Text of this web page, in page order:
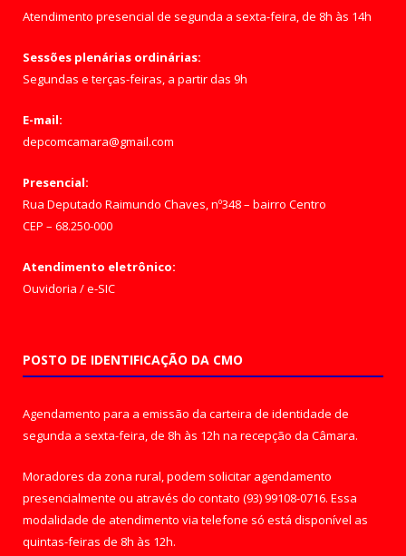
Atendimento presencial de segunda a sexta-feira, de 8h às 14h
Sessões plenárias ordinárias:
Segundas e terças-feiras, a partir das 9h
E-mail:
depcomcamara@gmail.com
Presencial:
Rua Deputado Raimundo Chaves, nº348 – bairro Centro
CEP – 68.250-000
Atendimento eletrônico:
Ouvidoria /e-SIC
POSTO DE IDENTIFICAÇÃO DA CMO
Agendamento para a emissão da carteira de identidade de
segunda a sexta-feira, de 8h às 12h na recepção da Câmara.
Moradores da zona rural, podem solicitar agendamento
presencialmente ou através do contato (93) 99108-0716. Essa
modalidade de atendimento via telefone só está disponível as
quintas-feiras de 8h às 12h.